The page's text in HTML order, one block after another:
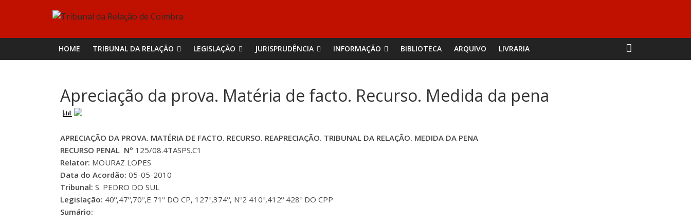
Tribunal
da
de
Coimbra
HOME TRIBUNAL DA RELAÇÃO LEGISLAÇÃO JURISPRUDÊNCIA INFORMAÇÃO BIBLIOTECA ARQUIVO LIVRARIA
Apreciação da prova. Matéria de facto. Recurso. Medida da pena
APRECIAÇÃO DA PROVA. MATÉRIA DE FACTO. RECURSO. REAPRECIAÇÃO. TRIBUNAL DA RELAÇÃO. MEDIDA DA PENA
RECURSO PENAL Nº 125/08.4TASPS.C1
Relator: MOURAZ LOPES
Data do Acordão: 05-05-2010
Tribunal: S. PEDRO DO SUL
Legislação: 40º,47º,70º,E 71º DO CP, 127º,374º, Nº2 410º,412º 428º DO CPP
Sumário: